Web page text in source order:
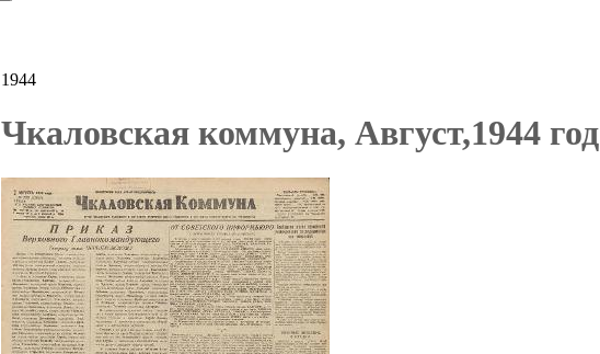
1944
Чкаловская коммуна, Август,1944 год